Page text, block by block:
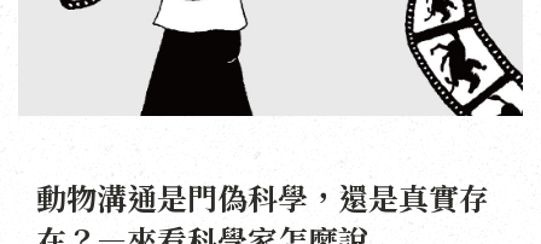
動物溝通是門偽科學，還是真實存